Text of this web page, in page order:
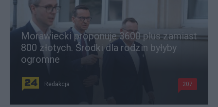
Morawiecki proponuje 3600 plus zamiast
800 złotych. Środki dla rodzin byłyby
ogromne
Redakcja 207